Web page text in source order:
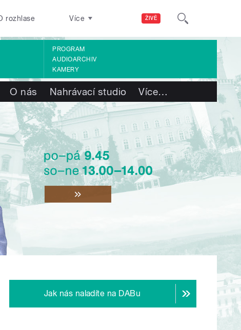
ŽIVĚ
rozhlase Více
PROGRAM
AUDIOARCHIV
KAMERY
O nás Nahrávací studio Více…
Jak nás naladíte na DABu